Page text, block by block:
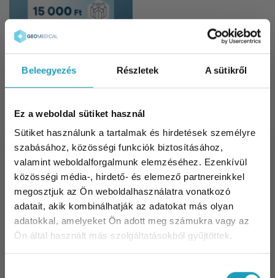
Beleegyezés Részletek A sütikről
Ez a weboldal sütiket használ
Sütiket használunk a tartalmak és hirdetések személyre
szabásához, közösségi funkciók biztosításához,
valamint weboldalforgalmunk elemzéséhez. Ezenkívül
közösségi média-, hirdető- és elemező partnereinkkel
megosztjuk az Ön weboldalhasználatra vonatkozó
adatait, akik kombinálhatják az adatokat más olyan
adatokkal, amelyeket Ön adott meg számukra vagy az
Ön által használt más szolgáltatásokból gyűjtöttek.
Geo
Ajándékutalvány-
15 000 Ft
15 000
KOSÁRBA TESZEM